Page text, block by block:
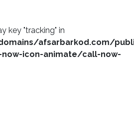
key "tracking" in
afsarbarkod.com/
icon-animate/call-now-